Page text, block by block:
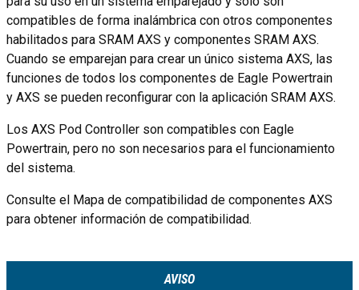
compatibles de forma inalámbrica con otros componentes
habilitados para SRAM AXS y componentes SRAM AXS.
Cuando se emparejan para crear un único sistema AXS, las
funciones de todos los componentes de Eagle Powertrain
y AXS se pueden reconfigurar con la aplicación SRAM AXS.
Los AXS Pod Controller son compatibles con Eagle
Powertrain, pero no son necesarios para el funcionamiento
del sistema.
Consulte el Mapa de compatibilidad de componentes AXS
para obtener información de compatibilidad.
AVISO